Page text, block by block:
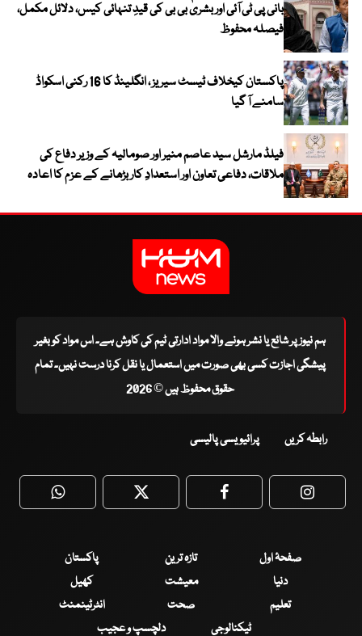
بانی پی ٹی آئی اور بشریٰ بی بی کی قیدِ تنہائی کیس، دلائل مکمل،
فیصلہ محفوظ
پاکستان کیخلاف ٹیسٹ سیریز ، انگلینڈ کا 16 رکنی اسکواڈ
سامنے آ گیا
فیلڈ مارشل سید عاصم منیر اور صومالیہ کے وزیر دفاع کی
ملاقات، دفاعی تعاون اور استعدادِ کار بڑھانے کے عزم کا اعادہ
ہم نیوز پر شائع یا نشر ہونے والا مواد ادارتی ٹیم کی کاوش ہے۔ اس مواد کو بغیر
پیشگی اجازت کسی بھی صورت میں استعمال یا نقل کرنا درست نہیں۔ تمام
حقوق محفوظ ہیں © 2026
رابطہ کریں پرائیویسی پالیسی
WhatsApp Twitter Facebook
صفحۂ اول تازہ ترین
پاکستان
دنیا
معیشت
کھیل
تعلیم
صحت
انٹرٹینمنٹ
ٹیکنالوجی
دلچسپ و عجیب